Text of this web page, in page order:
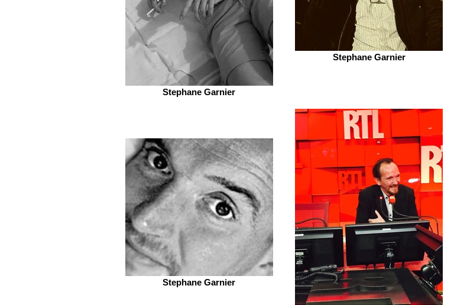
Stephane Garnier
Stephane Garnier
Stephane Garnier